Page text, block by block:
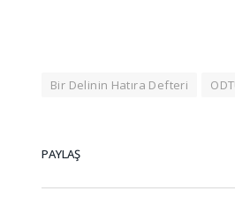
Bir Delinin Hatıra Defteri
PAYLAŞ